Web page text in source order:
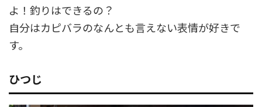
自分はカピバラのなんとも言えない表情が好きで
す。
ひつじ